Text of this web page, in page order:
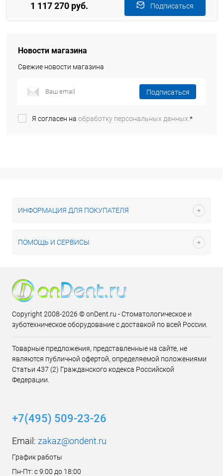
1 117 270 руб. Подписаться
Новости магазина
Свежие новости магазина
Подписаться
Я согласен на обработку персональных данных.*
ИНФОРМАЦИЯ ДЛЯ ПОКУПАТЕЛЯ
ПОМОЩЬ И СЕРВИСЫ
Copyright 2008-2026 © onDent.ru - Стоматологическое и
зуботехническое оборудование с доставкой по всей России.
Товарные предложения, представленные на сайте, не
являются публичной офертой, определяемой положениями
Статьи 437 (2) Гражданского кодекса Российской
Федерации.
+7(495) 509-23-26
Email: zakaz@ondent.ru
График работы
Пн-Пт: с 9:00 до 18:00